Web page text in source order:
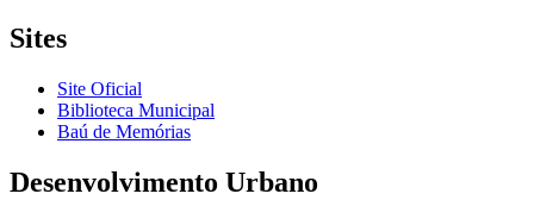
Sites
Site Oficial
Biblioteca Municipal
Baú de Memórias
Desenvolvimento Urbano